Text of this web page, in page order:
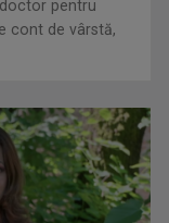
pentru
cont de vârstă,